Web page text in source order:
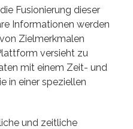
Fusionierung dieser
Informationen werden
Zielmerkmalen
versieht zu
mit einem Zeit- und
in einer speziellen
und zeitliche